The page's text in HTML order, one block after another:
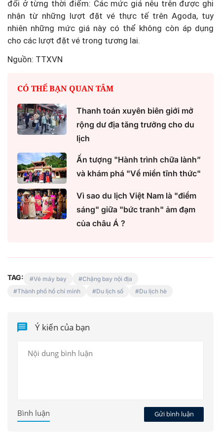
đổi ở từng thời điểm: Các mức giá nêu trên được ghi
nhận từ những lượt đặt vé thực tế trên Agoda, tuy
nhiên những mức giá này có thể không còn áp dụng
cho các lượt đặt vé trong tương lai.
Nguồn: TTXVN
CÓ THỂ BẠN QUAN TÂM
Thanh toán xuyên biên giới mở
rộng dư địa tăng trưởng cho du
lịch
Ấn tượng "Hành trình chữa lành”
và khám phá "Về miền tĩnh thức"
Vì sao du lịch Việt Nam là "điểm
sáng" giữa "bức tranh" ảm đạm
của châu Á ?
TAG: Vé máy bay
Chặng bay nội địa
Thành phố hồ chí minh
Du lịch số Du lịch hè
Ý kiến của bạn
Gửi bình luận
Bình luận